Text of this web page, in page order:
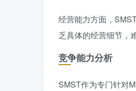
经营能力方面，
乏具体的经营细节，
竞争能力分析
SMST作为专门针对